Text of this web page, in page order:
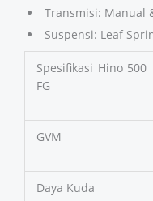
Transmisi: Manual
Suspensi: Leaf
Spesifikasi Hino 500
FG
GVM
Daya Kuda